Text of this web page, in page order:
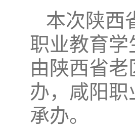
本次陕西
职业教育
由陕西省
办，咸阳
承办。